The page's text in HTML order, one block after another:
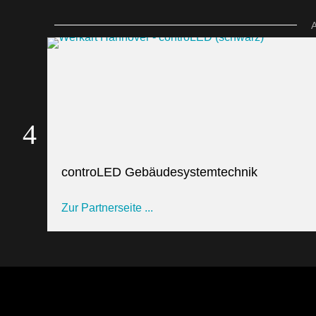
controLED Gebäudesystemtechnik
Zur Partnerseite ...